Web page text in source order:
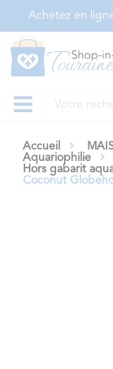
Achetez en
Accueil
Aquariophilie
Hors gabarit
Coconut
Panneau de gestion